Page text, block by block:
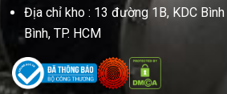
Địa chỉ kho : 13 đường 1B, KDC
Bình, TP. HCM